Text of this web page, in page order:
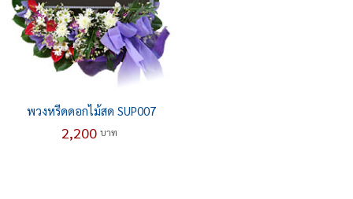
พวงหรีดดอกไม้สด SUP007
2,200 บาท